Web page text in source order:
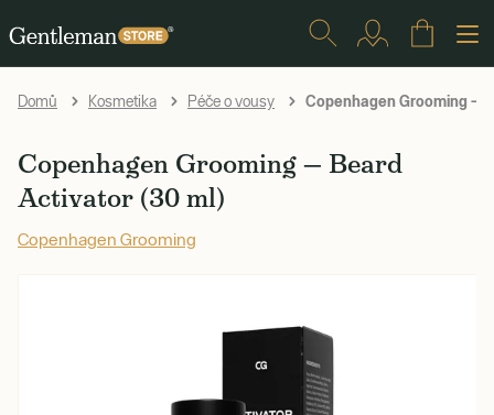
Domů Kosmetika Péče o vousy Copenhagen Grooming —
Copenhagen Grooming — Beard
Activator (30 ml)
Copenhagen Grooming